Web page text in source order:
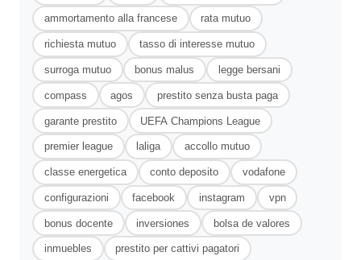
ammortamento alla francese rata mutuo
richiesta mutuo tasso di interesse mutuo
surroga mutuo bonus malus legge bersani
compass agos prestito senza busta paga
garante prestito UEFA Champions League
premier league laliga accollo mutuo
classe energetica conto deposito vodafone
configurazioni facebook instagram vpn
bonus docente inversiones bolsa de valores
inmuebles prestito per cattivi pagatori